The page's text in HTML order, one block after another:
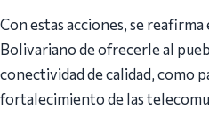
Con estas acciones, se
Bolivariano de ofrecerle al
conectividad de calidad, como
fortalecimiento de las